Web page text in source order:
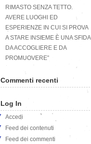
RIMASTO SENZA TETTO.
AVERE LUOGHI ED
ESPERIENZE IN CUI SI PROVA
A STARE INSIEME È UNA SFIDA
DA ACCOGLIERE E DA
PROMUOVERE”
Commenti recenti
Log In
Accedi
Feed dei contenuti
Feed dei commenti